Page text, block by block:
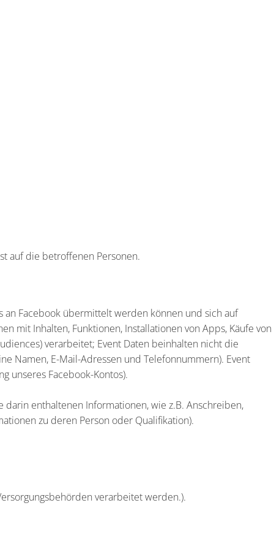
auf die betroffenen Personen.
an Facebook übermittelt werden können und sich auf
mit Inhalten, Funktionen, Installationen von Apps, Käufe von
verarbeitet; Event Daten beinhalten nicht die
Namen, E-Mail-Adressen und Telefonnummern). Event
unseres Facebook-Kontos).
enthaltenen Informationen, wie z.B. Anschreiben,
zu deren Person oder Qualifikation).
verarbeitet werden.).